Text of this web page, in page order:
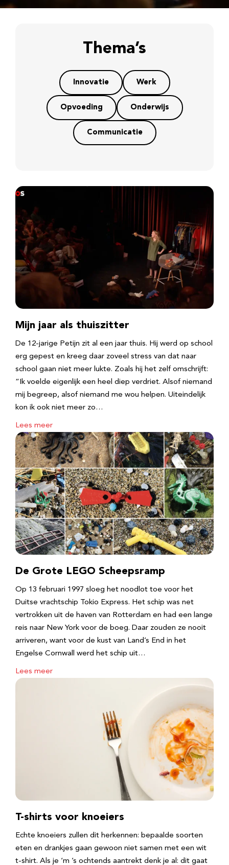
Thema’s
Innovatie Werk
Opvoeding Onderwijs
Communicatie
Mijn jaar als thuiszitter
De 12-jarige Petijn zit al een jaar thuis. Hij werd op school
erg gepest en kreeg daar zoveel stress van dat naar
school gaan niet meer lukte. Zoals hij het zelf omschrijft:
“Ik voelde eigenlijk een heel diep verdriet. Alsof niemand
mij begreep, alsof niemand me wou helpen. Uiteindelijk
kon ik ook niet meer zo…
Lees meer
De Grote LEGO Scheepsramp
Op 13 februari 1997 sloeg het noodlot toe voor het
Duitse vrachtschip Tokio Express. Het schip was net
vertrokken uit de haven van Rotterdam en had een lange
reis naar New York voor de boeg. Daar zouden ze nooit
arriveren, want voor de kust van Land’s End in het
Engelse Cornwall werd het schip uit…
Lees meer
T-shirts voor knoeiers
Echte knoeiers zullen dit herkennen: bepaalde soorten
eten en drankjes gaan gewoon niet samen met een wit
t-shirt. Als je ‘m ’s ochtends aantrekt denk je al: dit gaat